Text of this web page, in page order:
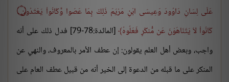
عَلَى لِسَانِ دَاوُودَ وَعِيسَى ابْنِ مَرْيَمَ ذَلِكَ بِمَا عَصَوا وَّكَانُواْ يَعْتَدُون۝
كَانُواْ لاَ يَتَنَاهَوْنَ عَن مُّنكَرٍ فَعَلُوهُ
[المائدة:78-79] فدل ذلك على أنه
واجب، وبعض أهل العلم يقولون: إن عطف الأمر بالمعروف، والنهي عن
المنكر على ما قبله من الدعوة إلى الخير أنه من قبيل عطف العام على